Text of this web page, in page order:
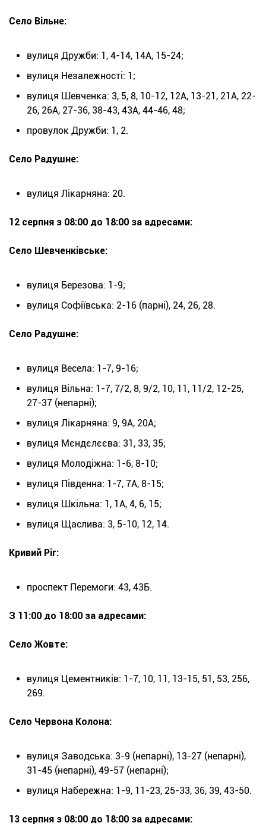
Село Вільне:
вулиця Дружби: 1, 4-14, 14А, 15-24;
вулиця Незалежності: 1;
вулиця Шевченка: 3, 5, 8, 10-12, 12А, 13-21, 21А, 22-
26, 26А, 27-36, 38-43, 43А, 44-46, 48;
провулок Дружби: 1, 2.
Село Радушне:
вулиця Лікарняна: 20.
12 серпня з 08:00 до 18:00 за адресами:
Село Шевченківське:
вулиця Березова: 1-9;
вулиця Софіївська: 2-16 (парні), 24, 26, 28.
Село Радушне:
вулиця Весела: 1-7, 9-16;
вулиця Вільна: 1-7, 7/2, 8, 9/2, 10, 11, 11/2, 12-25,
27-37 (непарні);
вулиця Лікарняна: 9, 9А, 20А;
вулиця Мєндєлєєва: 31, 33, 35;
вулиця Молодіжна: 1-6, 8-10;
вулиця Південна: 1-7, 7А, 8-15;
вулиця Шкільна: 1, 1А, 4, 6, 15;
вулиця Щаслива: 3, 5-10, 12, 14.
Кривий Ріг:
проспект Перемоги: 43, 43Б.
З 11:00 до 18:00 за адресами:
Село Жовте:
вулиця Цементників: 1-7, 10, 11, 13-15, 51, 53, 256,
269.
Село Червона Колона:
вулиця Заводська: 3-9 (непарні), 13-27 (непарні),
31-45 (непарні), 49-57 (непарні);
вулиця Набережна: 1-9, 11-23, 25-33, 36, 39, 43-50.
13 серпня з 08:00 до 18:00 за адресами: